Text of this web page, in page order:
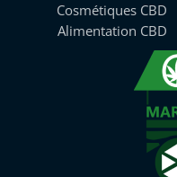
Cosmétiques CBD
Alimentation CBD